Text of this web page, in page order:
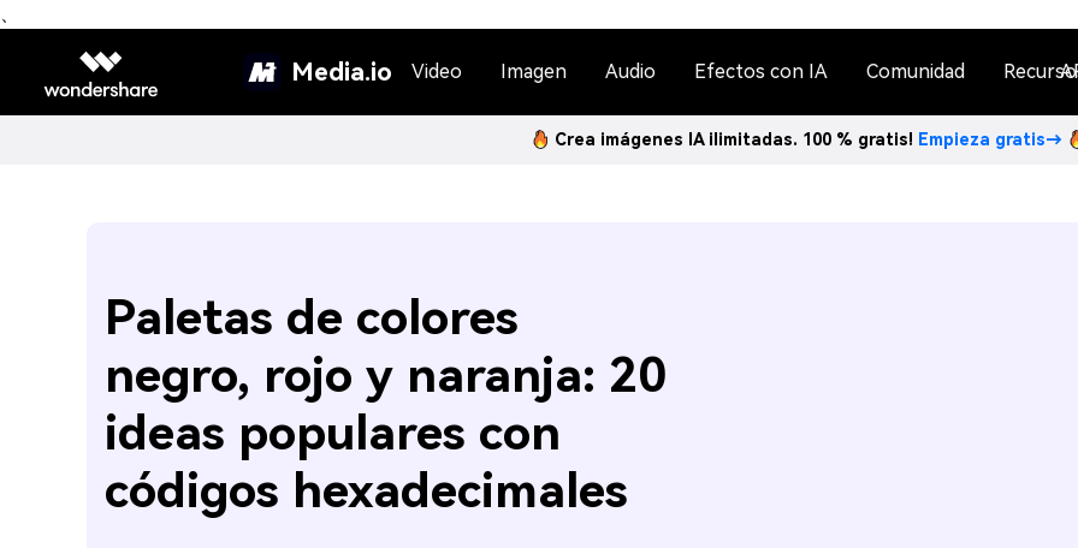
、
Media.io Video Imagen Audio Efectos con IA Comunidad
Crea imágenes IA ilimitadas. 100 % gratis! Empieza gratis→
Paletas de colores
negro, rojo y naranja: 20
ideas populares con
códigos hexadecimales